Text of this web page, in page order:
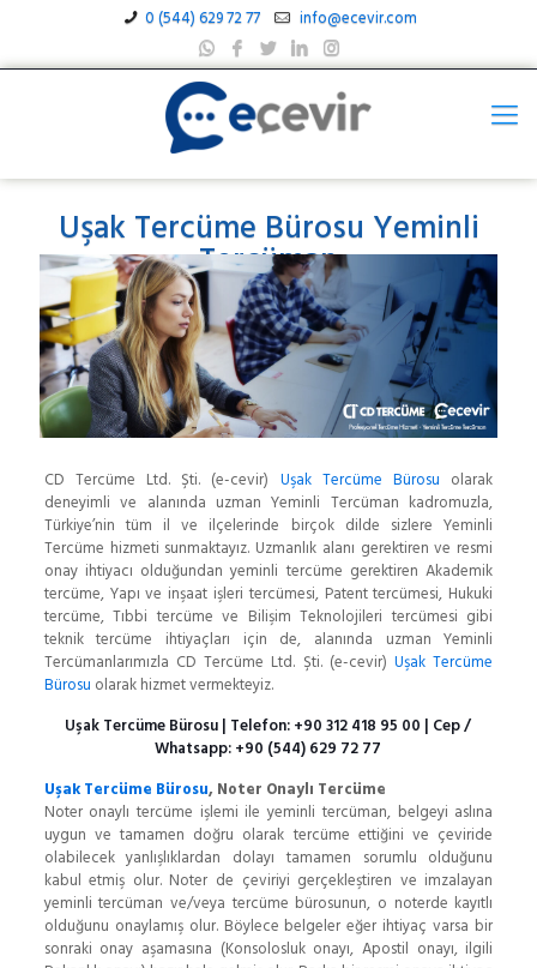
0 (544) 629 72 77 info@ecevir.com
Uşak Tercüme Bürosu Yeminli
Tercüman
CD Tercüme Ltd. Şti. (e-cevir) Uşak Tercüme Bürosu olarak
deneyimli ve alanında uzman Yeminli Tercüman kadromuzla,
Türkiye’nin tüm il ve ilçelerinde birçok dilde sizlere Yeminli
Tercüme hizmeti sunmaktayız. Uzmanlık alanı gerektiren ve resmi
onay ihtiyacı olduğundan yeminli tercüme gerektiren Akademik
tercüme, Yapı ve inşaat işleri tercümesi, Patent tercümesi, Hukuki
tercüme, Tıbbi tercüme ve Bilişim Teknolojileri tercümesi gibi
teknik tercüme ihtiyaçları için de, alanında uzman Yeminli
Tercümanlarımızla CD Tercüme Ltd. Şti. (e-cevir) Uşak Tercüme
Bürosu olarak hizmet vermekteyiz.
Uşak Tercüme Bürosu| Telefon:+90 312 418 95 00 | Cep /
Whatsapp:+90 (544) 629 72 77
Uşak Tercüme Bürosu, Noter Onaylı Tercüme
Noter onaylı tercüme işlemi ile yeminli tercüman, belgeyi aslına
uygun ve tamamen doğru olarak tercüme ettiğini ve çeviride
olabilecek yanlışlıklardan dolayı tamamen sorumlu olduğunu
kabul etmiş olur. Noter de çeviriyi gerçekleştiren ve imzalayan
yeminli tercüman ve/veya tercüme bürosunun, o noterde kayıtlı
olduğunu onaylamış olur. Böylece belgeler eğer ihtiyaç varsa bir
sonraki onay aşamasına (Konsolosluk onayı, Apostil onayı, ilgili